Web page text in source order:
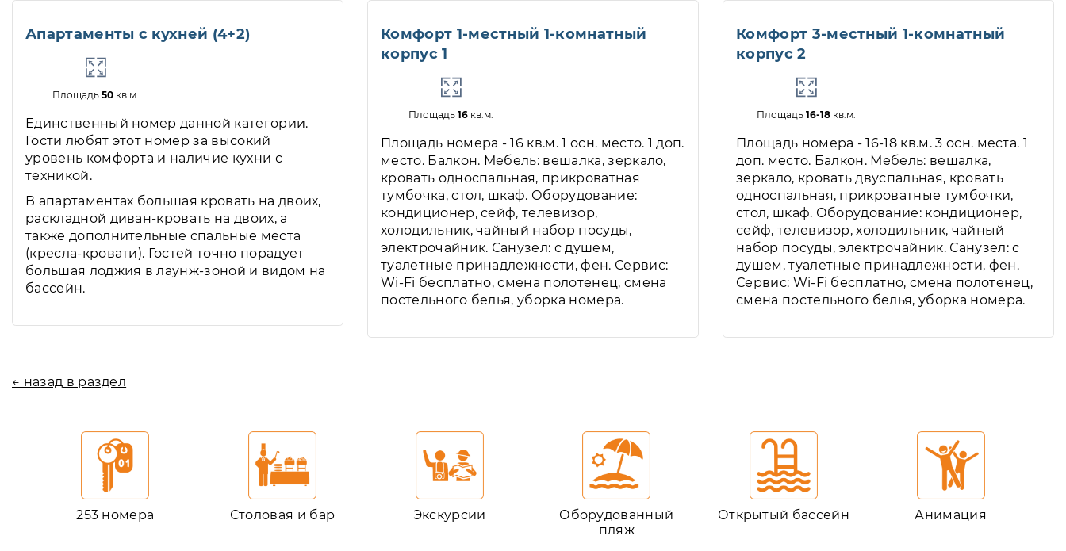
Апартаменты с кухней (4+2)
Площадь50 кв.м.
Единственный номер данной категории.
Гости любят этот номер за высокий
уровень комфорта и наличие кухни с
техникой.
В апартаментах большая кровать на двоих,
раскладной диван-кровать на двоих, а
также дополнительные спальные места
(кресла-кровати). Гостей точно порадует
большая лоджия в лаунж-зоной и видом на
бассейн.
Комфорт 1-местный 1-комнатный
корпус 1
Площадь16 кв.м.
Площадь номера - 16 кв.м. 1 осн. место. 1 доп.
место. Балкон. Мебель: вешалка, зеркало,
кровать односпальная, прикроватная
тумбочка, стол, шкаф. Оборудование:
кондиционер, сейф, телевизор,
холодильник, чайный набор посуды,
электрочайник. Санузел: с душем,
туалетные принадлежности, фен. Сервис:
Wi-Fi бесплатно, смена полотенец, смена
постельного белья, уборка номера.
Комфорт 3-местный 1-комнатный
корпус 2
Площадь16-18 кв.м.
Площадь номера - 16-18 кв.м. 3 осн. места. 1
доп. место. Балкон. Мебель: вешалка,
зеркало, кровать двуспальная, кровать
односпальная, прикроватные тумбочки,
стол, шкаф. Оборудование: кондиционер,
сейф, телевизор, холодильник, чайный
набор посуды, электрочайник. Санузел: с
душем, туалетные принадлежности, фен.
Сервис: Wi-Fi бесплатно, смена полотенец,
смена постельного белья, уборка номера.
← назад в раздел
253 номера Столовая и бар Экскурсии
Оборудованный
пляж
Открытый бассейн Анимация